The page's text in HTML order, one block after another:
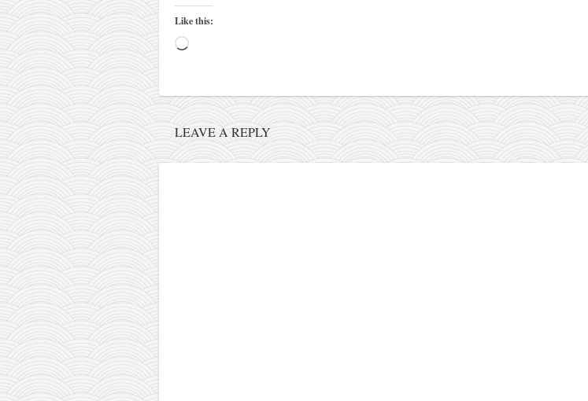
tonfa
sai
timbei rochin
tsunami dojo
program
snimci nastupa
galerija kluba
članarina
kontakt
besplatna e-knjiga
termini treninga
moja priča
moja priča
fotke
kontakt
Like this:
Loading…
LEAVE A REPLY